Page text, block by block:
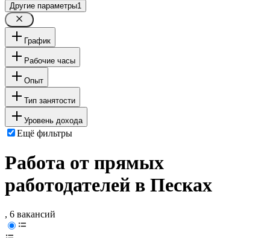
Другие параметры1
График
Рабочие часы
Опыт
Тип занятости
Уровень дохода
Ещё фильтры
Работа от прямых
работодателей в Песках
, 6 вакансий